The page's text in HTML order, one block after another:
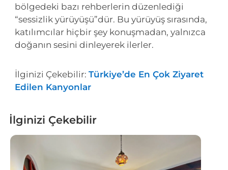
bölgedeki bazı rehberlerin düzenlediği
“sessizlik yürüyüşü”dür. Bu yürüyüş sırasında,
katılımcılar hiçbir şey konuşmadan, yalnızca
doğanın sesini dinleyerek ilerler.
İlginizi Çekebilir:Türkiye’de En Çok Ziyaret
Edilen Kanyonlar
İlginizi Çekebilir